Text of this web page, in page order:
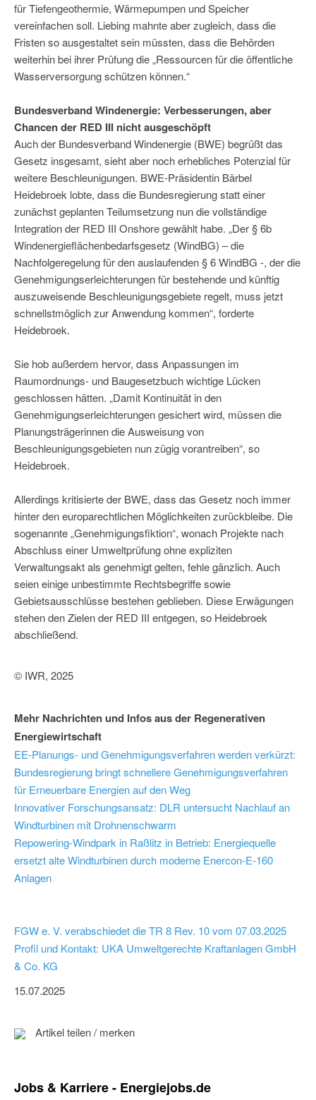
für Tiefengeothermie, Wärmepumpen und Speicher
vereinfachen soll. Liebing mahnte aber zugleich, dass die
Fristen so ausgestaltet sein müssten, dass die Behörden
weiterhin bei ihrer Prüfung die „Ressourcen für die öffentliche
Wasserversorgung schützen können.“
Bundesverband Windenergie: Verbesserungen, aber
Chancen der RED III nicht ausgeschöpft
Auch der Bundesverband Windenergie (BWE) begrüßt das
Gesetz insgesamt, sieht aber noch erhebliches Potenzial für
weitere Beschleunigungen. BWE-Präsidentin Bärbel
Heidebroek lobte, dass die Bundesregierung statt einer
zunächst geplanten Teilumsetzung nun die vollständige
Integration der RED III Onshore gewählt habe. „Der § 6b
Windenergieflächenbedarfsgesetz (WindBG) – die
Nachfolgeregelung für den auslaufenden § 6 WindBG -, der die
Genehmigungserleichterungen für bestehende und künftig
auszuweisende Beschleunigungsgebiete regelt, muss jetzt
schnellstmöglich zur Anwendung kommen“, forderte
Heidebroek.
Sie hob außerdem hervor, dass Anpassungen im
Raumordnungs- und Baugesetzbuch wichtige Lücken
geschlossen hätten. „Damit Kontinuität in den
Genehmigungserleichterungen gesichert wird, müssen die
Planungsträgerinnen die Ausweisung von
Beschleunigungsgebieten nun zügig vorantreiben“, so
Heidebroek.
Allerdings kritisierte der BWE, dass das Gesetz noch immer
hinter den europarechtlichen Möglichkeiten zurückbleibe. Die
sogenannte „Genehmigungsfiktion“, wonach Projekte nach
Abschluss einer Umweltprüfung ohne expliziten
Verwaltungsakt als genehmigt gelten, fehle gänzlich. Auch
seien einige unbestimmte Rechtsbegriffe sowie
Gebietsausschlüsse bestehen geblieben. Diese Erwägungen
stehen den Zielen der RED III entgegen, so Heidebroek
abschließend.
© IWR, 2025
Mehr Nachrichten und Infos aus der Regenerativen
Energiewirtschaft
EE-Planungs- und Genehmigungsverfahren werden verkürzt:
Bundesregierung bringt schnellere Genehmigungsverfahren
für Erneuerbare Energien auf den Weg
Innovativer Forschungsansatz: DLR untersucht Nachlauf an
Windturbinen mit Drohnenschwarm
Repowering-Windpark in Raßlitz in Betrieb: Energiequelle
ersetzt alte Windturbinen durch moderne Enercon-E-160
Anlagen
FGW e. V. verabschiedet die TR 8 Rev. 10 vom 07.03.2025
Profil und Kontakt: UKA Umweltgerechte Kraftanlagen GmbH
& Co. KG
15.07.2025
Artikel teilen / merken
Jobs & Karriere - Energiejobs.de